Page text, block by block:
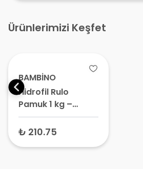
Ürünlerimizi Keşfet
BAMBİNO
Hidrofil Rulo
Pamuk 1 kg –
Pansuman
Pamuğu, Medikal
₺ 210.75